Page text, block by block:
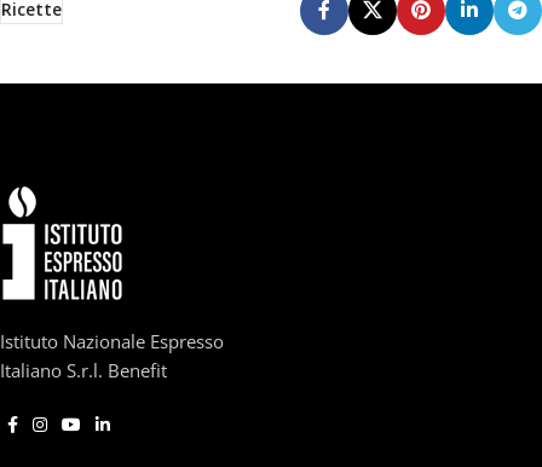
Ricette
Istituto Nazionale Espresso
Italiano S.r.l. Benefit